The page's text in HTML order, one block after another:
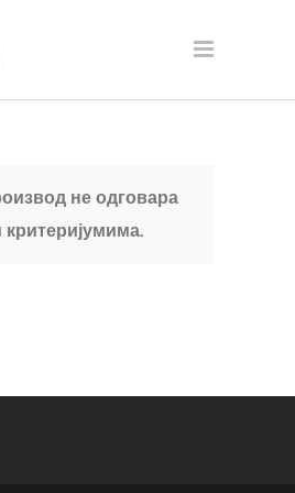
не одговара